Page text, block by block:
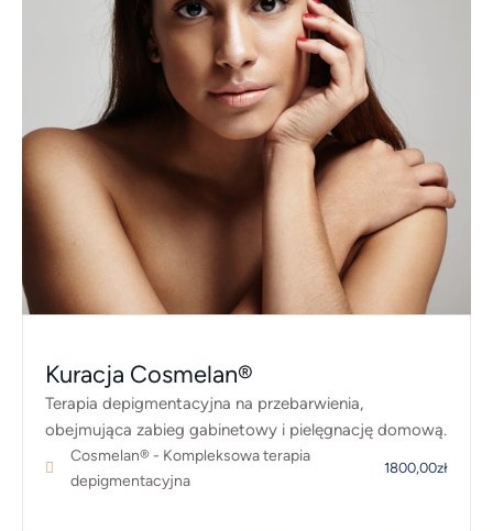
Kuracja Cosmelan®
Terapia depigmentacyjna na przebarwienia,
obejmująca zabieg gabinetowy i pielęgnację domową.
Cosmelan® - Kompleksowa terapia
depigmentacyjna
1800,00zł